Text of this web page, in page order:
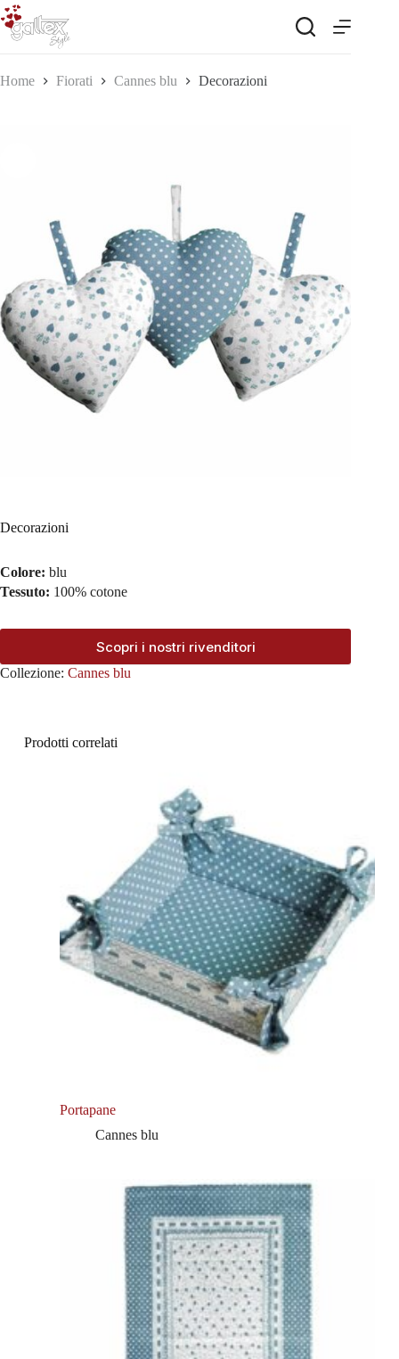
Salta
al
contenuto
Home Fiorati Cannes blu Decorazioni
Decorazioni
Colore: blu
Tessuto: 100% cotone
Scopri i nostri rivenditori
Collezione: Cannes blu
Prodotti correlati
Portapane
Cannes blu